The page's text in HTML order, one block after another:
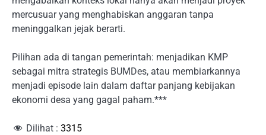
mercusuar yang menghabiskan anggaran tanpa
meninggalkan jejak berarti.
Pilihan ada di tangan pemerintah: menjadikan KMP
sebagai mitra strategis BUMDes, atau membiarkannya
menjadi episode lain dalam daftar panjang kebijakan
ekonomi desa yang gagal paham.***
Dilihat : 3315